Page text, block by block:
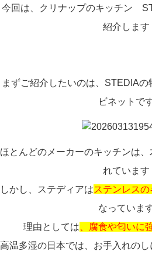
今回は、クリナップのキッチン
紹介します
まずご紹介したいのは、STEDIA
ビネットで
ほとんどのメーカーのキッチンは
れています
しかし、ステディアはステンレス
なっています
理由としては 、腐食や匂いに
高温多湿の日本では、お手入れの